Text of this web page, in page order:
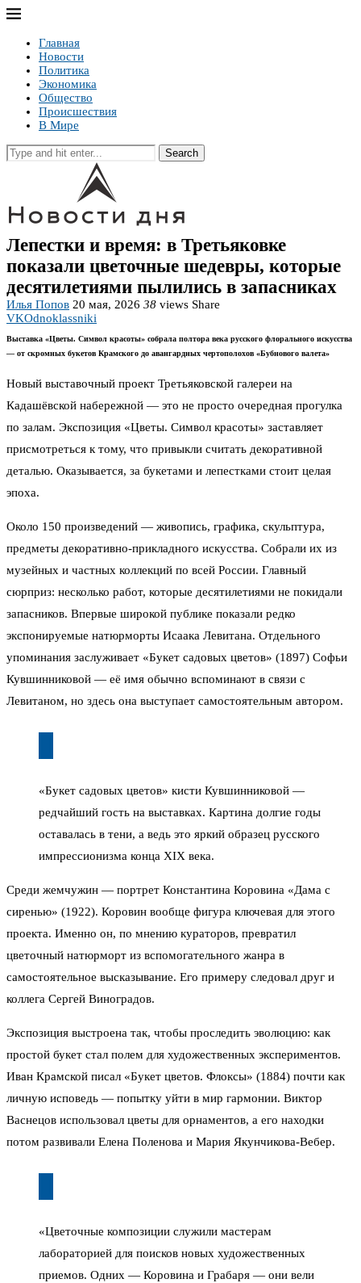
Главная
Новости
Политика
Экономика
Общество
Происшествия
В Мире
Search
Лепестки и время: в Третьяковке
показали цветочные шедевры, которые
десятилетиями пылились в запасниках
Илья Попов 20 мая, 2026 38 views Share
VKOdnoklassniki
Выставка «Цветы. Символ красоты» собрала полтора века русского флорального искусства
— от скромных букетов Крамского до авангардных чертополохов «Бубнового валета»
Новый выставочный проект Третьяковской галереи на
Кадашёвской набережной — это не просто очередная прогулка
по залам. Экспозиция «Цветы. Символ красоты» заставляет
присмотреться к тому, что привыкли считать декоративной
деталью. Оказывается, за букетами и лепестками стоит целая
эпоха.
Около 150 произведений — живопись, графика, скульптура,
предметы декоративно-прикладного искусства. Собрали их из
музейных и частных коллекций по всей России. Главный
сюрприз: несколько работ, которые десятилетиями не покидали
запасников. Впервые широкой публике показали редко
экспонируемые натюрморты Исаака Левитана. Отдельного
упоминания заслуживает «Букет садовых цветов» (1897) Софьи
Кувшинниковой — её имя обычно вспоминают в связи с
Левитаном, но здесь она выступает самостоятельным автором.
«Букет садовых цветов» кисти Кувшинниковой —
редчайший гость на выставках. Картина долгие годы
оставалась в тени, а ведь это яркий образец русского
импрессионизма конца XIX века.
Среди жемчужин — портрет Константина Коровина «Дама с
сиренью» (1922). Коровин вообще фигура ключевая для этого
проекта. Именно он, по мнению кураторов, превратил
цветочный натюрморт из вспомогательного жанра в
самостоятельное высказывание. Его примеру следовал друг и
коллега Сергей Виноградов.
Экспозиция выстроена так, чтобы проследить эволюцию: как
простой букет стал полем для художественных экспериментов.
Иван Крамской писал «Букет цветов. Флоксы» (1884) почти как
личную исповедь — попытку уйти в мир гармонии. Виктор
Васнецов использовал цветы для орнаментов, а его находки
потом развивали Елена Поленова и Мария Якунчикова-Вебер.
«Цветочные композиции служили мастерам
лабораторией для поисков новых художественных
приемов. Одних — Коровина и Грабаря — они вели